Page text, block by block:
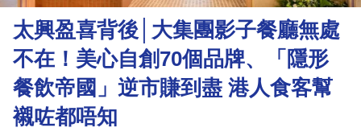
理
財
商
業
科
太興盈喜背後│大集團影子餐廳無處
不在！美心自創70個品牌、「隱形
餐飲帝國」逆市賺到盡 港人食客幫
襯咗都唔知